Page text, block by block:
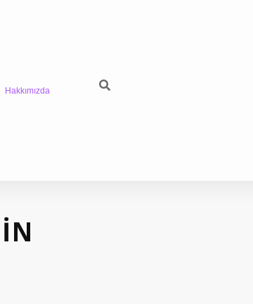
Hakkımızda